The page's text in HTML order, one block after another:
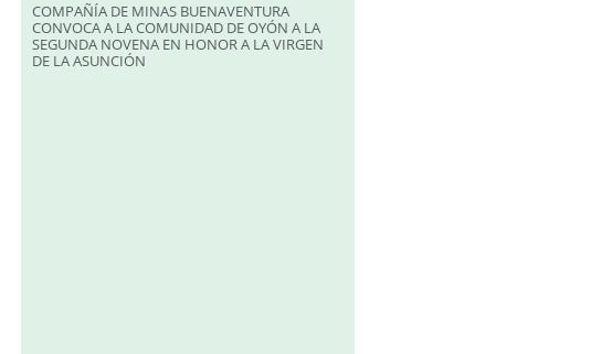
COMPAÑÍA DE MINAS BUENAVENTURA
CONVOCA A LA COMUNIDAD DE OYÓN A LA
SEGUNDA NOVENA EN HONOR A LA VIRGEN
DE LA ASUNCIÓN